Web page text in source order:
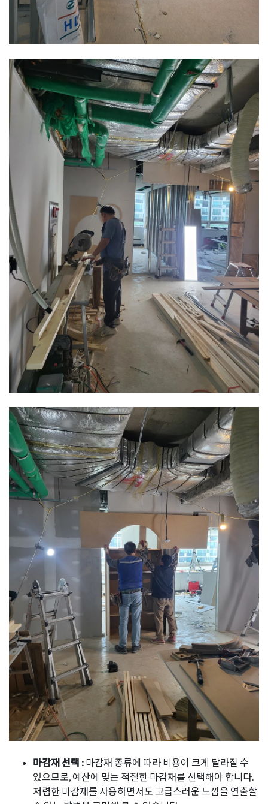
마감재 선택 : 마감재 종류에 따라 비용이 크게 달라질 수
있으므로, 예산에 맞는 적절한 마감재를 선택해야 합니다.
저렴한 마감재를 사용하면서도 고급스러운 느낌을 연출할